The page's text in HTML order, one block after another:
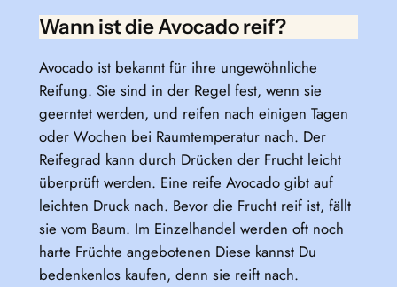
Wann ist die Avocado reif?
Avocado ist bekannt für ihre ungewöhnliche
Reifung. Sie sind in der Regel fest, wenn sie
geerntet werden, und reifen nach einigen Tagen
oder Wochen bei Raumtemperatur nach. Der
Reifegrad kann durch Drücken der Frucht leicht
überprüft werden. Eine reife Avocado gibt auf
leichten Druck nach. Bevor die Frucht reif ist, fällt
sie vom Baum. Im Einzelhandel werden oft noch
harte Früchte angebotenen Diese kannst Du
bedenkenlos kaufen, denn sie reift nach.